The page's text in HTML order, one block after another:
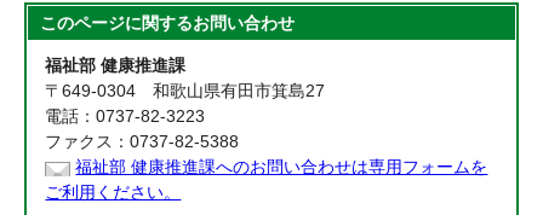
このページに関するお問い合わせ
福祉部 健康推進課
〒649-0304 和歌山県有田市箕島27
電話：0737-82-3223
ファクス：0737-82-5388
福祉部 健康推進課へのお問い合わせは専用フォームを
ご利用ください。